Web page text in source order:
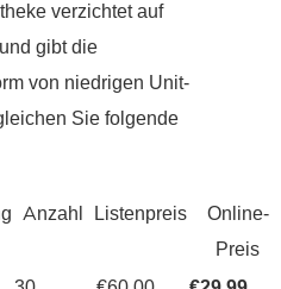
verzichtet auf
gibt die
von niedrigen Unit-
Sie folgende
Anzahl Listenpreis
Online-
Preis